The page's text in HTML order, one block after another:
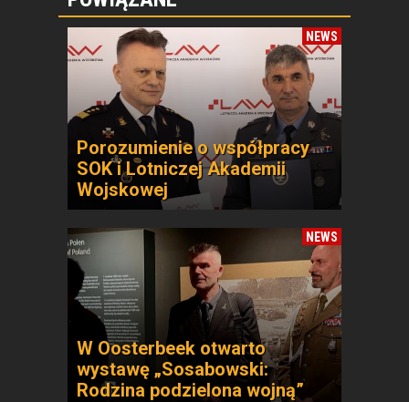
NEWS
Porozumienie o współpracy
SOK i Lotniczej Akademii
Wojskowej
NEWS
W Oosterbeek otwarto
wystawę „Sosabowski:
Rodzina podzielona wojną”